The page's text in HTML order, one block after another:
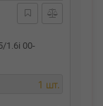
1.6i 00-
1 шт.